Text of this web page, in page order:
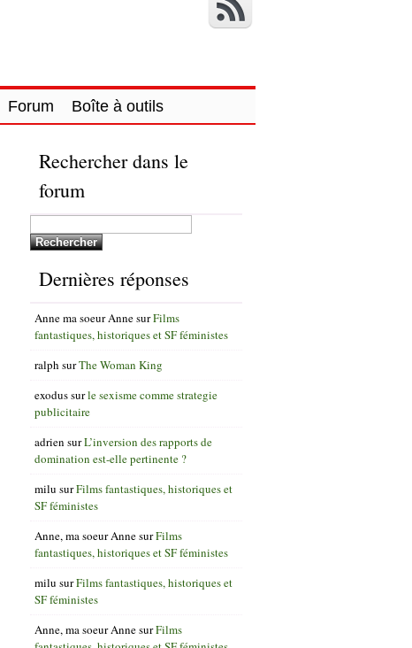
Forum Boîte à outils
Rechercher dans le
forum
Dernières réponses
Anne ma soeur AnnesurFilms
fantastiques, historiques et SF féministes
ralph surThe Woman King
exodussurle sexisme comme strategie
publicitaire
adrien surL’inversion des rapports de
domination est-elle pertinente ?
milu surFilms fantastiques, historiques et
SF féministes
Anne, ma soeur AnnesurFilms
fantastiques, historiques et SF féministes
milu surFilms fantastiques, historiques et
SF féministes
Anne, ma soeur AnnesurFilms